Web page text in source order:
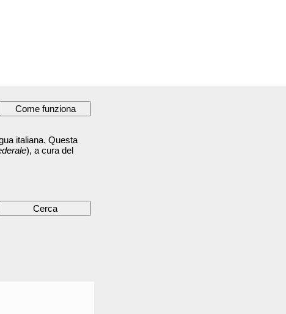
italiana. Questa
), a cura del